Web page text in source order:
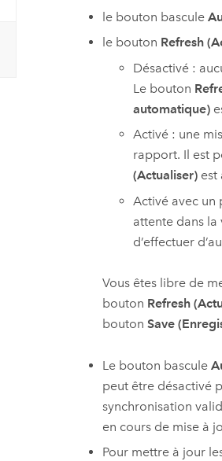
le bouton bascule
le bouton Refresh
Désactivé :
Le bouton
automatique)
Activé : une
rapport. Il est
(Actualiser) est
Activé avec un
attente dans
d’effectuer
Vous êtes libre de
bouton Refresh
bouton Save
Le bouton bascule
peut être désactivé
synchronisation
en cours de mise à
Pour mettre à jour